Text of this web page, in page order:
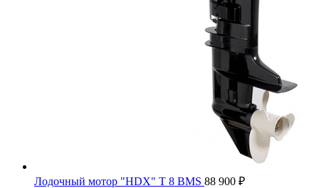
Лодочный мотор "HDX" T 8 BMS 88 900 ₽